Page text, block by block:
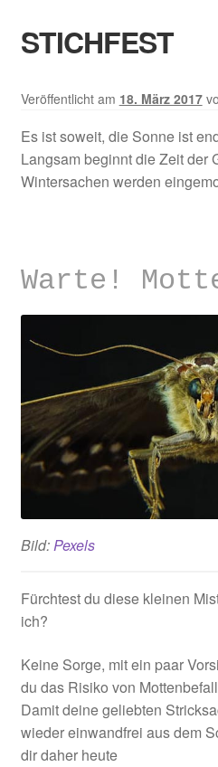
Zur
Navigation
Zum
Inhalt
STICHFEST
Blog
Shop
Veröffentlicht am 18. März 2017
Es ist soweit, die Sonne ist
Langsam beginnt die Zeit der
Wintersachen werden
Warte!
Bild:Pexels
Fürchtest du diese kleinen
ich?
Keine Sorge, mit ein paar
du das Risiko von
Damit deine geliebten
wieder einwandfrei aus dem
dir daher heute